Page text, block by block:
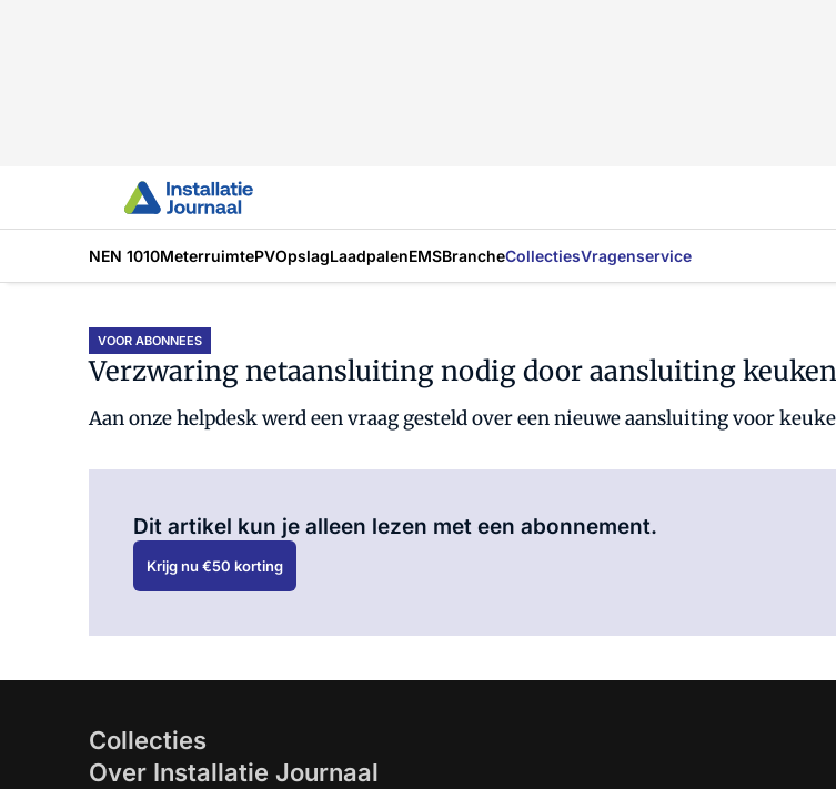
NEN 1010MeterruimtePVOpslagLaadpalenEMSBrancheCollectiesVragenservice
VOOR ABONNEES
Verzwaring netaansluiting nodig door aansluiting
Aan onze helpdesk werd een vraag gesteld over een nieuwe aansluiting voor
Dit artikel kun je alleen lezen met een abonnement.
Krijg nu €50 korting
Collecties
Over Installatie Journaal